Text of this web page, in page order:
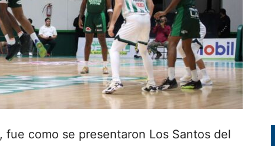
como se presentaron Los Santos del